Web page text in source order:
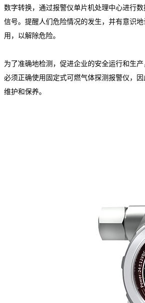
数字转换，通过报警仪单片机处理中心进行
信号。提醒人们危险情况的发生，并有意识
用，以解除危险。
为了准确地检测，促进企业的安全运行和生产
必须正确使用固定式可燃气体探测报警仪，
维护和保养。